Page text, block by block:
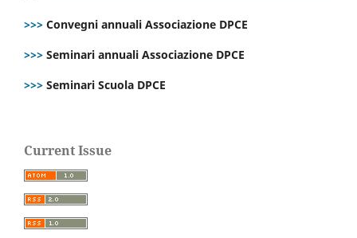
>>> Convegni annuali Associazione DPCE
>>> Seminari annuali Associazione DPCE
>>> Seminari Scuola DPCE
Current Issue